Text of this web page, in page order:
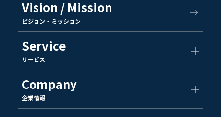
Vision / Mission
ビジョン・ミッション
Service
サービス
Company
企業情報